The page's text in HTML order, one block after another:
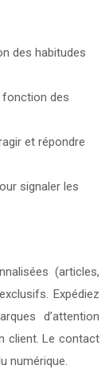
des habitudes
fonction des
et répondre
signaler les
(articles,
Expédiez
d’attention
client. Le contact
numérique.